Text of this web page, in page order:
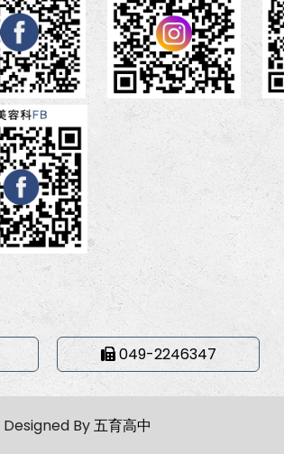
049-2246347
Designed By五育高中